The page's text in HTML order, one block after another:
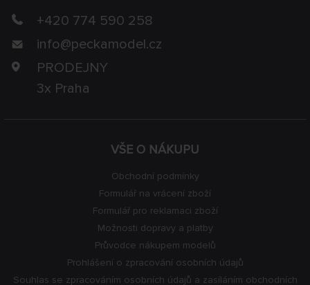
VŠE O NÁKUPU
Obchodní podmínky
Formulář na vrácení zboží
Formulář pro reklamaci zboží
Možnosti dopravy a platby
Průvodce nákupem modelů
Prohlášení o zpracování osobních údajů
Souhlas se zpracováním osobních údajů a zasíláním obchodních
+420 774 590 258
info@peckamodel.cz
PRODEJNY
3x Praha